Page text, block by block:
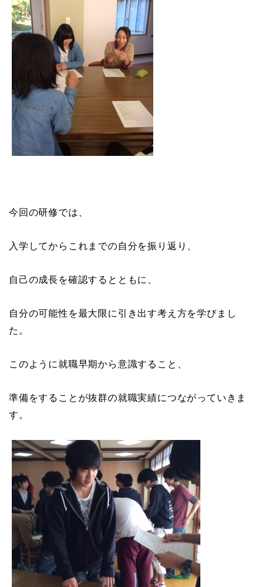
今回の研修では、
入学してからこれまでの自分を振り返り、
自己の成長を確認するとともに、
自分の可能性を最大限に引き出す考え方を学びまし
た。
このように就職早期から意識すること、
準備をすることが抜群の就職実績につながっていきま
す。